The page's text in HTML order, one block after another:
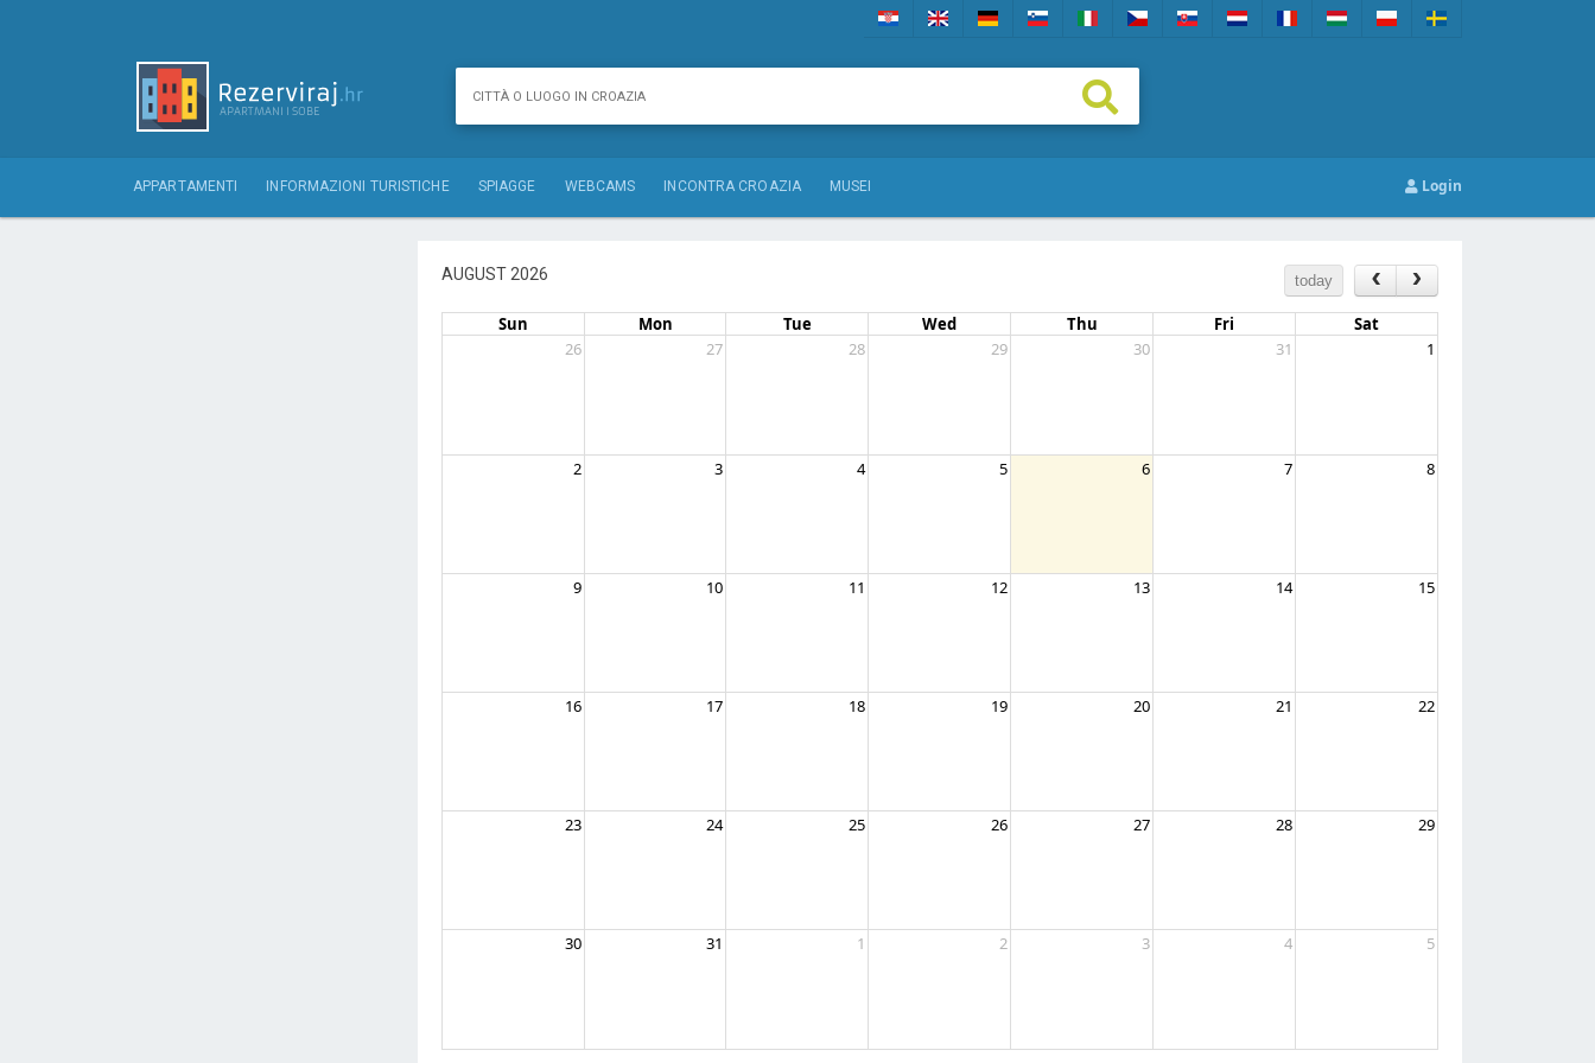
APPARTAMENTI INFORMAZIONI TURISTICHE SPIAGGE WEBCAMS INCONTRA CROAZIA MUSEI Login
AUGUST 2026 today
Sun Mon Tue Wed Thu Fri
Sat
26
27 28 29 30 31 1
2 3 4 5 6 7 8
9 10 11 12 13 14 15
16 17 18 19 20 21 22
23 24 25 26 27 28 29
30 31 1 2 3 4 5